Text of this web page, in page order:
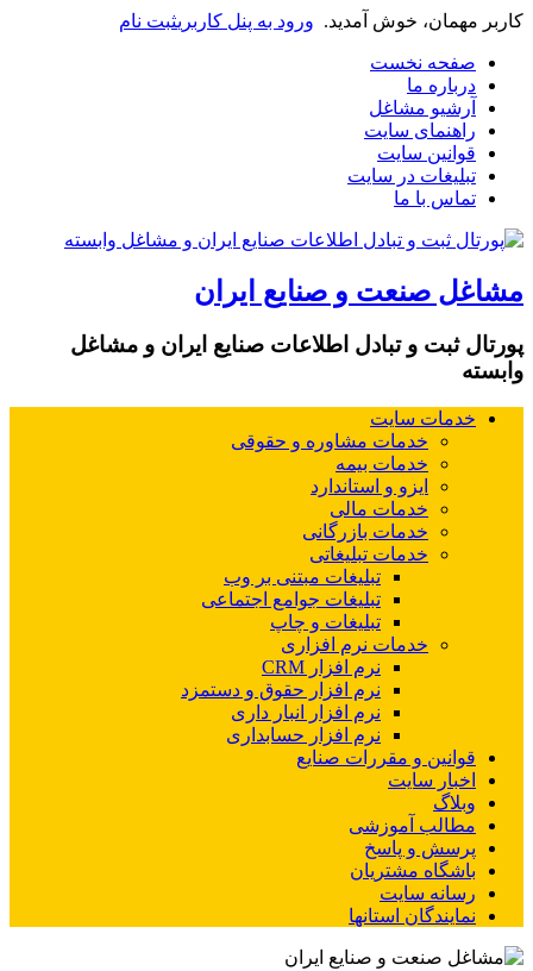
کاربر مهمان، خوش آمدید. ورود به پنل کاربریثبت نام
صفحه نخست
درباره ما
آرشیو مشاغل
راهنمای سایت
قوانین سایت
تبلیغات در سایت
تماس با ما
مشاغل صنعت و صنایع ایران
پورتال ثبت و تبادل اطلاعات صنایع ایران و مشاغل
وابسته
خدمات سایت
خدمات مشاوره و حقوقی
خدمات بیمه
ایزو و استاندارد
خدمات مالی
خدمات بازرگانی
خدمات تبلیغاتی
تبلیغات مبتنی بر وب
تبلیغات جوامع اجتماعی
تبلیغات و چاپ
خدمات نرم افزاری
نرم افزار CRM
نرم افزار حقوق و دستمزد
نرم افزار انبار داری
نرم افزار حسابداری
قوانین و مقررات صنایع
اخبار سایت
وبلاگ
مطالب آموزشی
پرسش و پاسخ
باشگاه مشتریان
رسانه سایت
نمایندگان استانها